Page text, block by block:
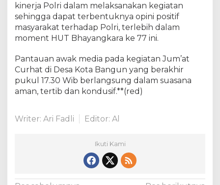
kinerja Polri dalam melaksanakan kegiatan
sehingga dapat terbentuknya opini positif
masyarakat terhadap Polri, terlebih dalam
moment HUT Bhayangkara ke 77 ini.
Pantauan awak media pada kegiatan Jum’at
Curhat di Desa Kota Bangun yang berakhir
pukul 17.30 Wib berlangsung dalam suasana
aman, tertib dan kondusif.**(red)
Writer: Ari Fadli Editor: Al
Ikuti Kami